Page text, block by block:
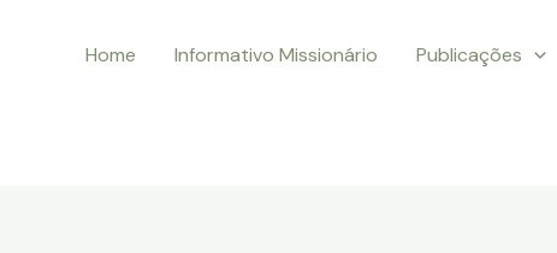
Home Informativo Missionário Publicações